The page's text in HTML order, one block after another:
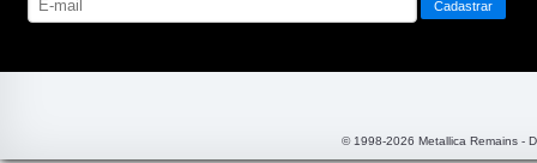
© 1998-2026 Metallica Remains -